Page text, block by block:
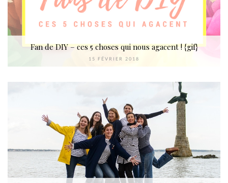
Fan de DIY – ces 5 choses qui nous agacent ! {gif}
15 FÉVRIER 2018